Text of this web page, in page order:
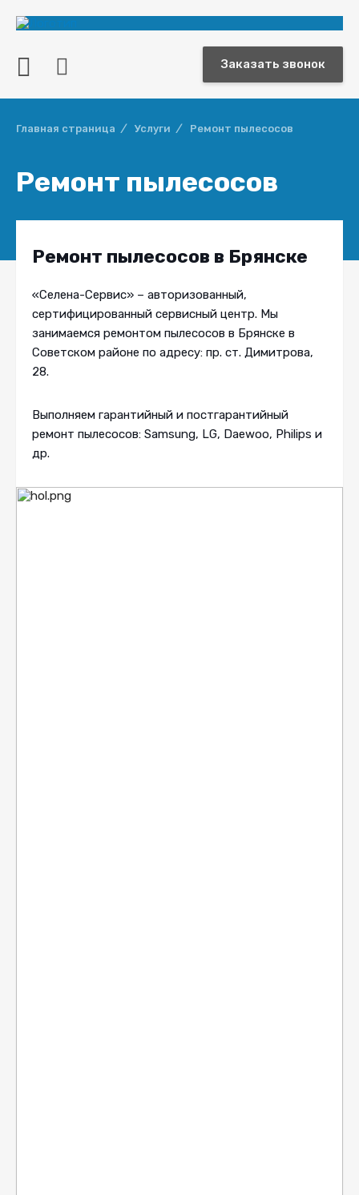
  Заказать звонок
Главная страница / Услуги / Ремонт пылесосов
Ремонт пылесосов
Ремонт пылесосов в Брянске
«Селена-Сервис» – авторизованный,
сертифицированный сервисный центр. Мы
занимаемся ремонтом пылесосов в Брянске в
Советском районе по адресу: пр. ст. Димитрова,
28.
Выполняем гарантийный и постгарантийный
ремонт пылесосов: Samsung, LG, Daewoo, Philips и
др.